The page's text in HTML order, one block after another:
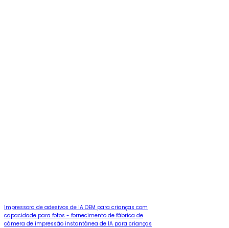
Impressora de adesivos de IA OEM para crianças com
capacidade para fotos - fornecimento de fábrica de
câmera de impressão instantânea de IA para crianças